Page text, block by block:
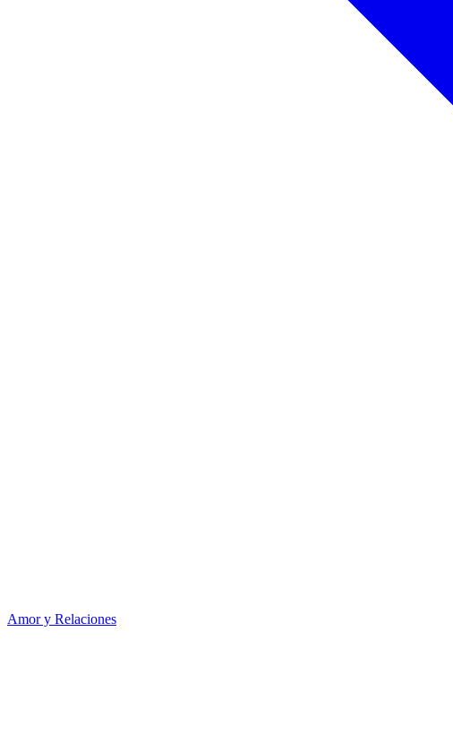
Amor y Relaciones